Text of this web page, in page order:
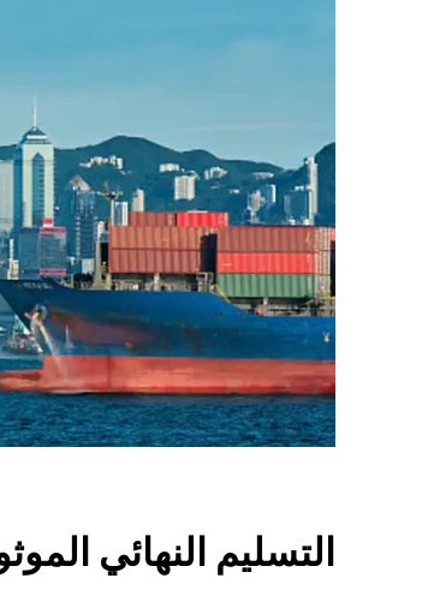
التسليم النهائي